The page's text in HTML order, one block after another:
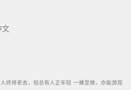
文
终将老去，但总有人正年轻 一蜂至微，亦能游观